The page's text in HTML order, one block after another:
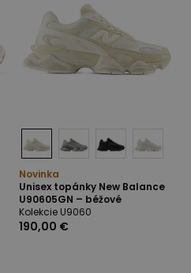
Novinka
Unisex topánky New Balance
U90605GN – béžové
Kolekcie U9060
190,00 €